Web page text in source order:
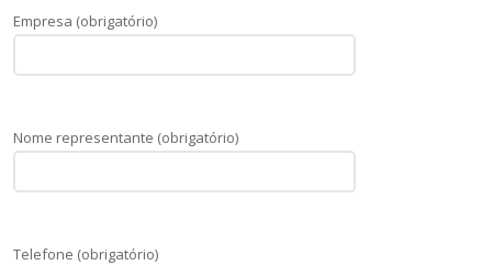
Empresa (obrigatório)
Nome representante (obrigatório)
Telefone (obrigatório)